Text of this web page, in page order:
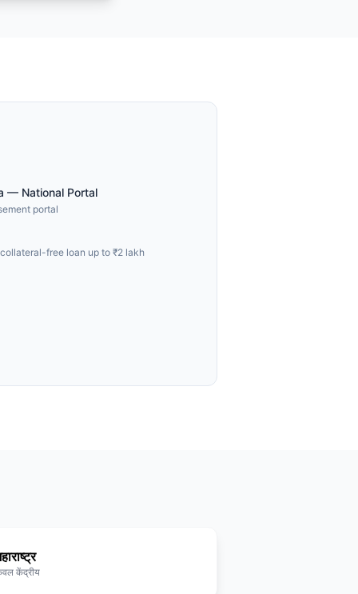
— National Portal
portal
free loan up to ₹2 lakh
केंद्रीय